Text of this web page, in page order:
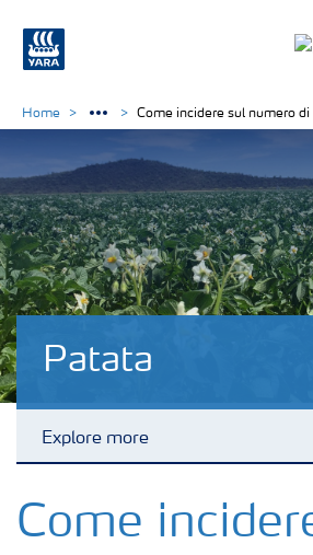
Patata
Explore more
Home Come incidere sul numero di
Come